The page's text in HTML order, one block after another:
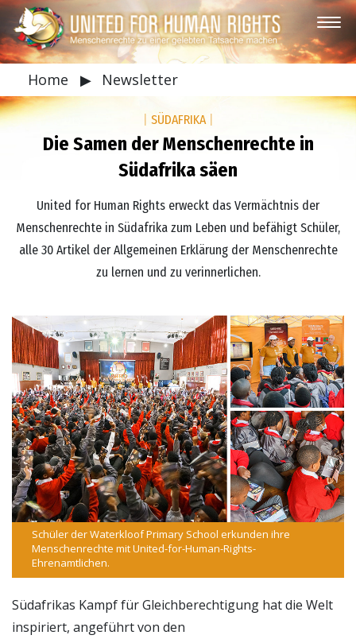
Home ▶ Newsletter
SÜDAFRIKA
Die Samen der Menschenrechte in
Südafrika säen
United for Human Rights erweckt das Vermächtnis der
Menschenrechte in Südafrika zum Leben und befähigt Schüler,
alle 30 Artikel der Allgemeinen Erklärung der Menschenrechte
zu lernen und zu verinnerlichen.
Schüler der Waterkloof Primary School erkunden ihre
Menschenrechte mit United-for-Human-Rights-
Ehrenamtlichen.
Südafrikas Kampf für Gleichberechtigung hat die Welt
inspiriert, angeführt von den